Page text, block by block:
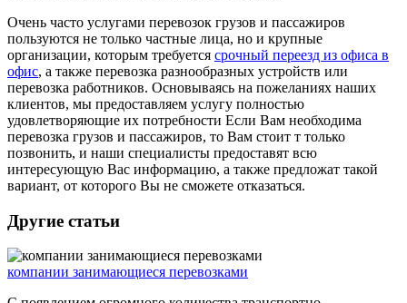
Очень часто услугами перевозок грузов и пассажиров
пользуются не только частные лица, но и крупные
организации, которым требуется срочный переезд из офиса в
офис, а также перевозка разнообразных устройств или
перевозка работников. Основываясь на пожеланиях наших
клиентов, мы предоставляем услугу полностью
удовлетворяющие их потребности Если Вам необходима
перевозка грузов и пассажиров, то Вам стоит т только
позвонить, и наши специалисты предоставят всю
интересующую Вас информацию, а также предложат такой
вариант, от которого Вы не сможете отказаться.
Другие статьи
компании занимающиеся перевозками